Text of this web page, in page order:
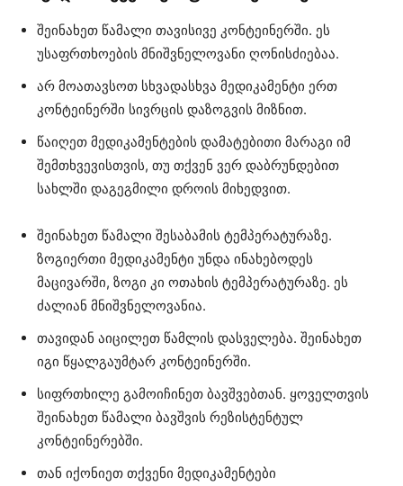
შეინახეთ წამალი თავისივე კონტეინერში. ეს
უსაფრთხოების მნიშვნელოვანი ღონისძიებაა.
არ მოათავსოთ სხვადასხვა მედიკამენტი ერთ
კონტეინერში სივრცის დაზოგვის მიზნით.
წაიღეთ მედიკამენტების დამატებითი მარაგი იმ
შემთხვევისთვის, თუ თქვენ ვერ დაბრუნდებით
სახლში დაგეგმილი დროის მიხედვით.
შეინახეთ წამალი შესაბამის ტემპერატურაზე.
ზოგიერთი მედიკამენტი უნდა ინახებოდეს
მაცივარში, ზოგი კი ოთახის ტემპერატურაზე. ეს
ძალიან მნიშვნელოვანია.
თავიდან აიცილეთ წამლის დასველება. შეინახეთ
იგი წყალგაუმტარ კონტეინერში.
სიფრთხილე გამოიჩინეთ ბავშვებთან. ყოველთვის
შეინახეთ წამალი ბავშვის რეზისტენტულ
კონტეინერებში.
თან იქონიეთ თქვენი მედიკამენტები